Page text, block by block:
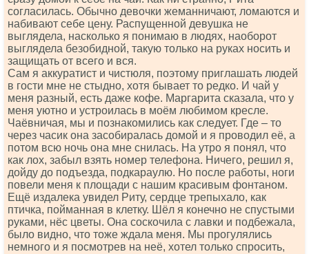
согласилась. Обычно девочки жеманничают, ломаются и
набивают себе цену. Распущенной девушка не
выглядела, насколько я понимаю в людях, наоборот
выглядела безобидной, такую только на руках носить и
защищать от всего и вся.
Сам я аккуратист и чистюля, поэтому приглашать людей
в гости мне не стыдно, хотя бывает то редко. И чай у
меня разный, есть даже кофе. Маргарита сказала, что у
меня уютно и устроилась в моём любимом кресле.
Чаёвничая, мы и познакомились как следует. Где – то
через часик она засобиралась домой и я проводил её, а
потом всю ночь она мне снилась. На утро я понял, что
как лох, забыл взять номер телефона. Ничего, решил я,
дойду до подъезда, подкараулю. Но после работы, ноги
повели меня к площади с нашим красивым фонтаном.
Ещё издалека увидел Риту, сердце трепыхало, как
птичка, пойманная в клетку. Шёл я конечно не спустыми
руками, нёс цветы. Она соскочила с лавки и подбежала,
было видно, что тоже ждала меня. Мы прогулялись
немного и я посмотрев на неё, хотел только спросить,